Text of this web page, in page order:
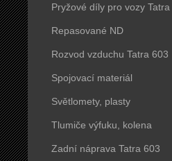
Pryžové díly pro vozy Tatra
603
Repasované ND
Rozvod vzduchu Tatra 603
Spojovací materiál
Světlomety, plasty
Tlumiče výfuku, kolena
Zadní náprava Tatra 603